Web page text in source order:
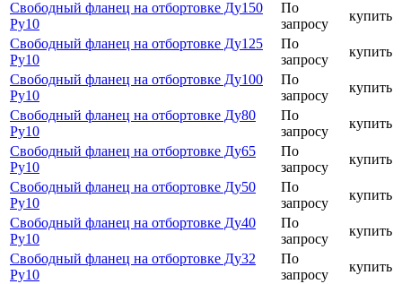
Свободный фланец на отбортовке Ду150
Ру10
По
запросу
купить
Свободный фланец на отбортовке Ду125
Ру10
По
запросу
купить
Свободный фланец на отбортовке Ду100
Ру10
По
запросу
купить
Свободный фланец на отбортовке Ду80
Ру10
По
запросу
купить
Свободный фланец на отбортовке Ду65
Ру10
По
запросу
купить
Свободный фланец на отбортовке Ду50
Ру10
По
запросу
купить
Свободный фланец на отбортовке Ду40
Ру10
По
запросу
купить
Свободный фланец на отбортовке Ду32
Ру10
По
запросу
купить